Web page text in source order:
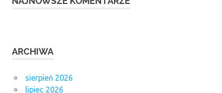
ARCHIWA
sierpień 2026
lipiec 2026